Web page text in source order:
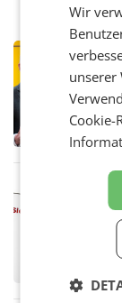
Wir
unserer